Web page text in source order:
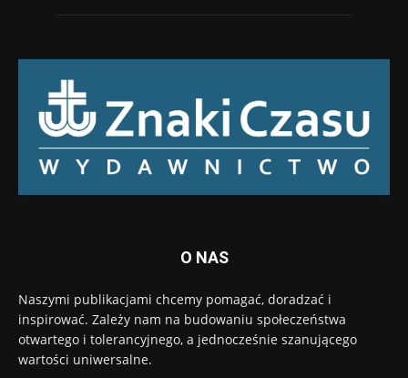
O NAS
Naszymi publikacjami chcemy pomagać, doradzać i
inspirować. Zależy nam na budowaniu społeczeństwa
otwartego i tolerancyjnego, a jednocześnie szanującego
wartości uniwersalne.